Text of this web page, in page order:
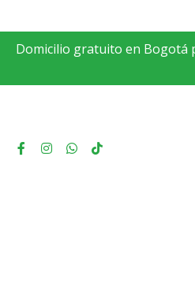
Domicilio gratuito en Bogotá